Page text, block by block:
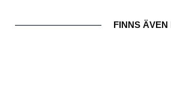
FINNS ÄVEN